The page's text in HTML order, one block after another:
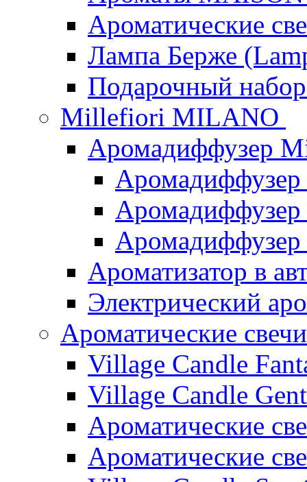
Ароматические
Лампа Берже
Подарочный
Millefiori MILANO
Аромадиффузер
Ароматизатор в
Электрический
Ароматические
Village Candle
Village Candle
Ароматические
Ароматические